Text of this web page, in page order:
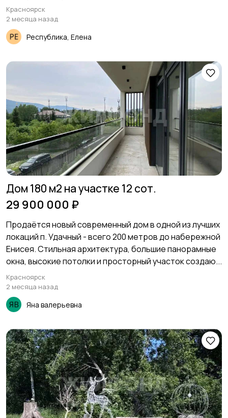
Красноярск
2 месяца назад
Республика, Елена
Дом 180 м2 на участке 12 сот.
29 900 000 ₽
Продаётся новый современный дом в одной из лучших
локаций п. Удачный - всего 200 метров до набережной
Енисея. Стильная архитектура, большие панорамные
окна, высокие потолки и просторный участок создаю...
Красноярск
2 месяца назад
Яна валерьевна